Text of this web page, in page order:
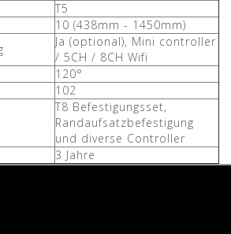
T5
10 (438mm - 1450mm)
Ja (optional), Mini controller
/ 5CH / 8CH Wifi
120°
102
T8 Befestigungsset,
Randaufsatzbefestigung
und diverse Controller
3 Jahre